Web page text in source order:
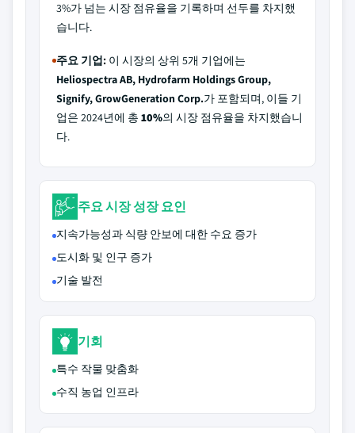
3%가 넘는 시장 점유율을 기록하며 선두를 차지했
습니다.
주요 기업: 이 시장의 상위 5개 기업에는
Heliospectra AB, Hydrofarm Holdings Group,
Signify, GrowGeneration Corp.가 포함되며, 이들 기
업은 2024년에 총 10%의 시장 점유율을 차지했습니
다.
주요 시장 성장 요인
지속가능성과 식량 안보에 대한 수요 증가
도시화 및 인구 증가
기술 발전
기회
특수 작물 맞춤화
수직 농업 인프라